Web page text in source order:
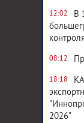
12:02
В
08:12
18:18
2026"